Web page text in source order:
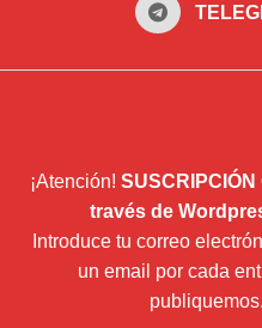
¡Atención! SUSCRIPCIÓN
través de
Introduce tu correo
un email por cada
publiquemos.